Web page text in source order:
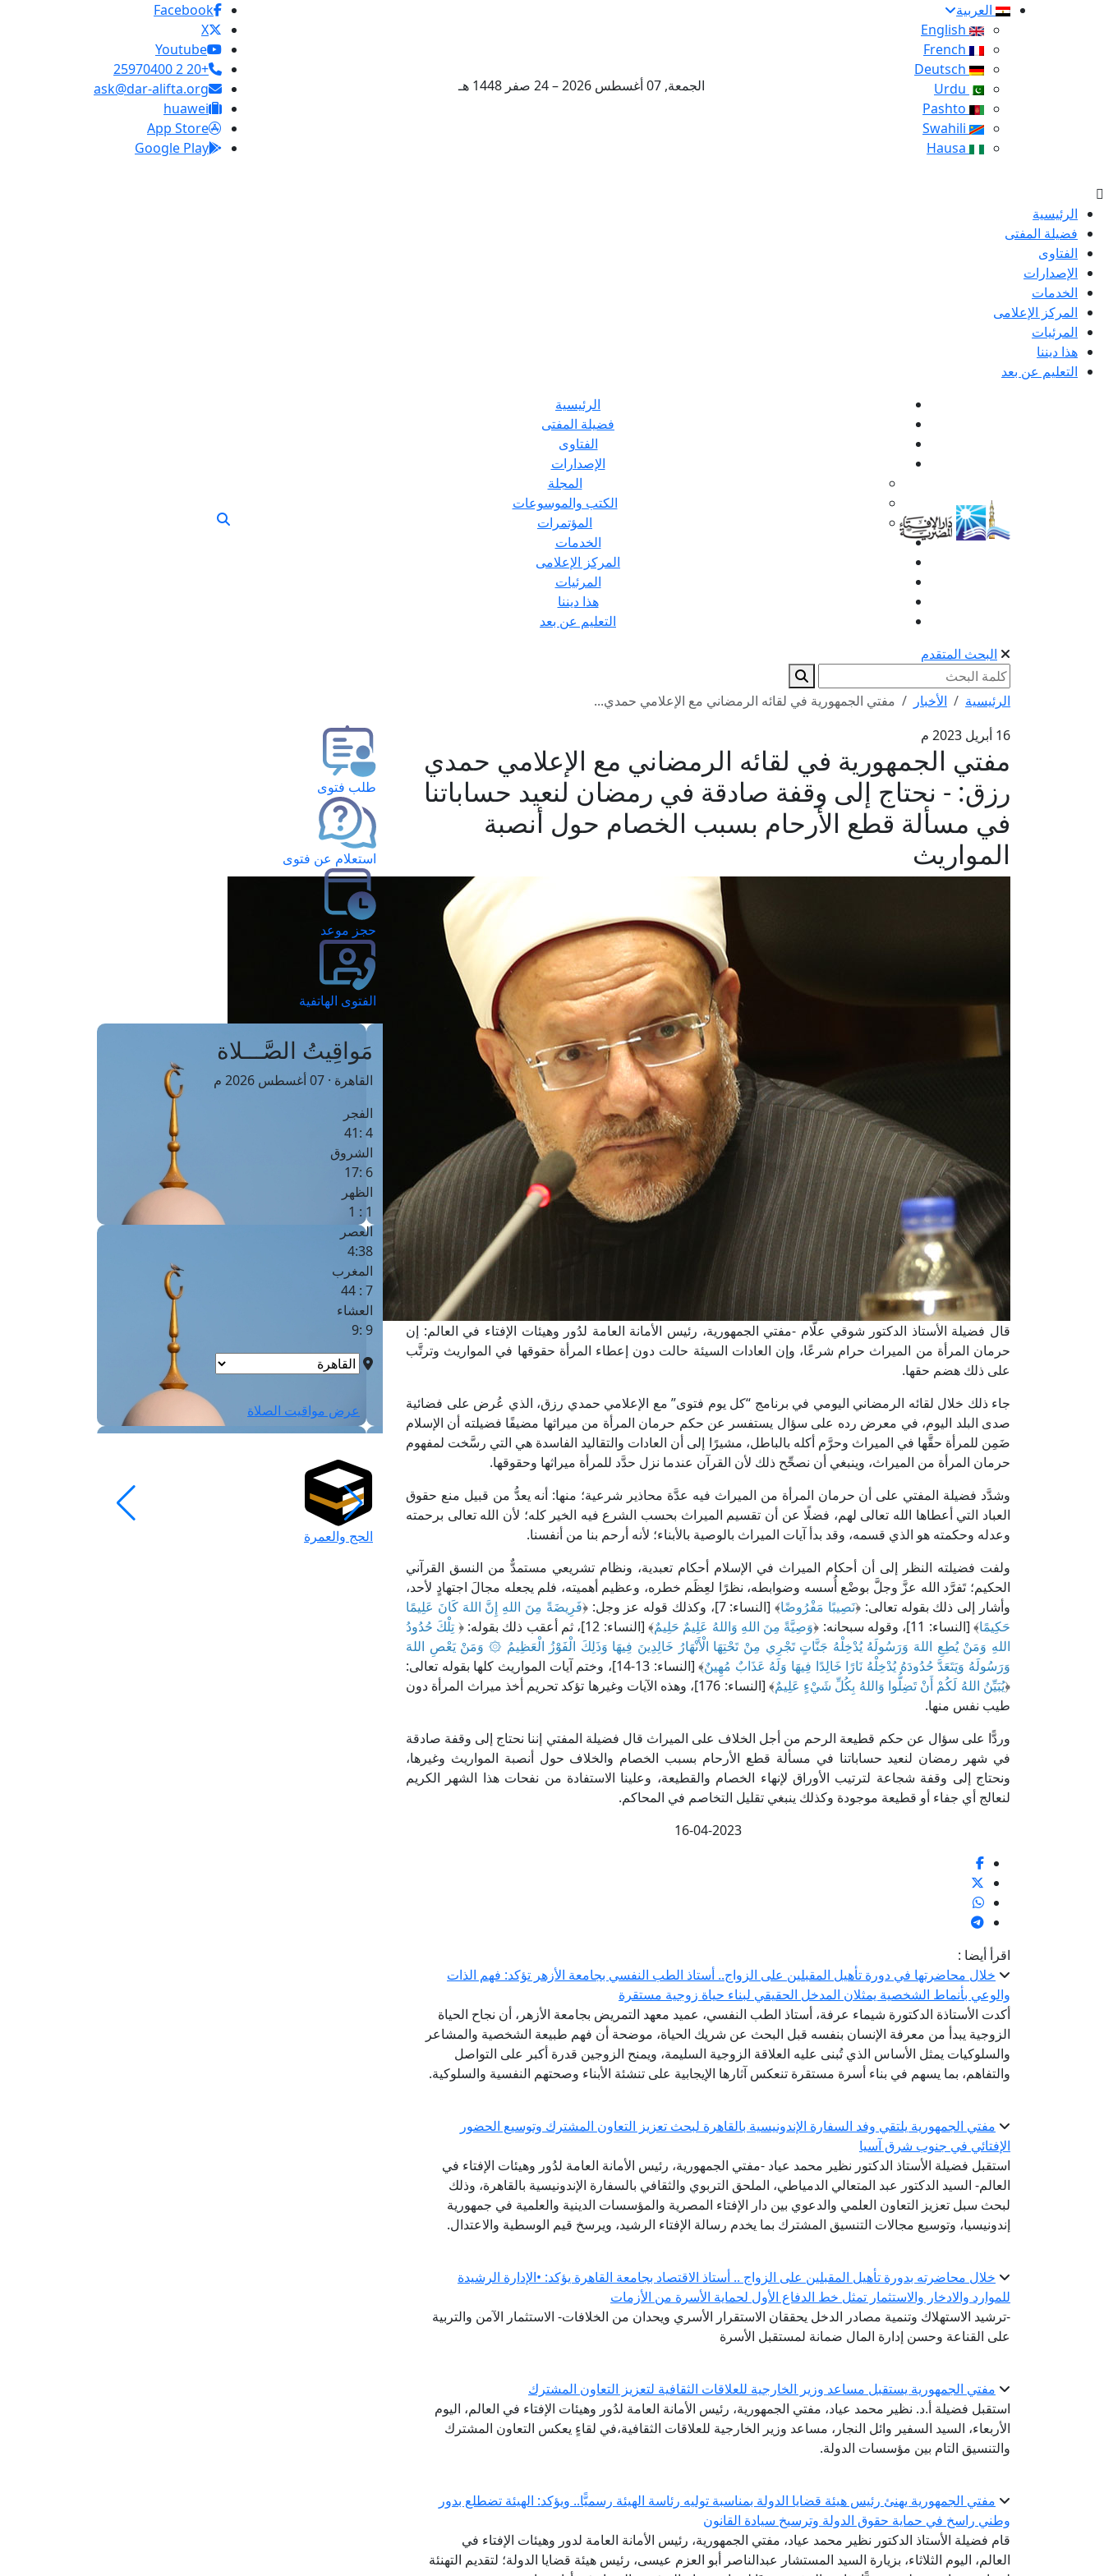
العربية
الجمعة, 07 أغسطس 2026 – 24 صفر 1448 هـ
Facebook
X
Youtube
+20 2 25970400
ask@dar-alifta.org
huawei
App Store
Google Play
الرئيسية
فضيلة المفتى
الفتاوى
الإصدارات
الخدمات
المركز الإعلامى
المرئيات
هذا ديننا
التعليم عن بعد
الرئيسية
فضيلة المفتى
الفتاوى
الإصدارات
المجلة
الكتب والموسوعات
المؤتمرات
الخدمات
المركز الإعلامى
المرئيات
هذا ديننا
التعليم عن بعد
البحث المتقدم
الرئيسية الأخبار
مفتي الجمهورية في لقائه الرمضاني مع الإعلامي حمدي...
16 أبريل 2023 م
مفتي الجمهورية في لقائه الرمضاني مع الإعلامي حمدي
رزق: - نحتاج إلى وقفة صادقة في رمضان لنعيد حساباتنا
في مسألة قطع الأرحام بسبب الخصام حول أنصبة
المواريث
قال فضيلة الأستاذ الدكتور شوقي علَّام -مفتي الجمهورية، رئيس الأمانة العامة لدُور وهيئات الإفتاء في العالم: إن
حرمان المرأة من الميراث حرام شرعًا، وإن العادات السيئة حالت دون إعطاء المرأة حقوقها في المواريث وترتَّب
على ذلك هضم حقها.
جاء ذلك خلال لقائه الرمضاني اليومي في برنامج “كل يوم فتوى” مع الإعلامي حمدي رزق، الذي عُرض على فضائية
صدى البلد اليوم، في معرض رده على سؤال يستفسر عن حكم حرمان المرأة من ميراثها مضيفًا فضيلته أن الإسلام
ضَمِن للمرأة حقَّها في الميراث وحرَّم أكله بالباطل، مشيرًا إلى أن العادات والتقاليد الفاسدة هي التي رسَّخت لمفهوم
حرمان المرأة من الميراث، وينبغي أن نصحِّح ذلك لأن القرآن عندما نزل حدَّد للمرأة ميراثها وحقوقها.
وشدَّد فضيلة المفتي على أن حرمان المرأة من الميراث فيه عدَّة محاذير شرعية؛ منها: أنه يعدُّ من قبيل منع حقوق
العباد التي أعطاها الله تعالى لهم، فضلًا عن أن تقسيم الميراث بحسب الشرع فيه الخير كله؛ لأن الله تعالى برحمته
وعدله وحكمته هو الذي قسمه، وقد بدأ آيات الميراث بالوصية بالأبناء؛ لأنه أرحم بنا من أنفسنا.
ولفت فضيلته النظر إلى أن أحكام الميراث في الإسلام أحكام تعبدية، ونظام تشريعي مستمدٌّ من النسق القرآني
الحكيم؛ تَفرَّد الله عزَّ وجلَّ بوضْع أُسسه وضوابطه، نظرًا لعِظَم خطره، وعظيم أهميته، فلم يجعله مجالَ اجتهادٍ لأحد،
وأشار إلى ذلك بقوله تعالى: ﴿نَصِيبًا مَفْرُوضًا﴾ [النساء: 7]، وكذلك قوله عز وجل: ﴿
فَرِيضَةً مِنَ اللهِ إِنَّ اللهَ كَانَ عَلِيمًا
حَكِيمًا﴾ [النساء: 11]، وقوله سبحانه: ﴿ وَصِيَّةً مِنَ اللهِ وَاللهُ عَلِيمٌ حَلِيمٌ﴾ [النساء: 12]، ثم أعقب ذلك بقوله: ﴿
تِلْكَ حُدُودُ
اللهِ وَمَنْ يُطِعِ اللهَ وَرَسُولَهُ يُدْخِلْهُ جَنَّاتٍ تَجْرِي مِنْ تَحْتِهَا الْأَنْهَارُ خَالِدِينَ فِيهَا وَذَلِكَ الْفَوْزُ الْعَظِيمُ ۞ وَمَنْ يَعْصِ اللهَ
وَرَسُولَهُ وَيَتَعَدَّ حُدُودَهُ يُدْخِلْهُ نَارًا خَالِدًا فِيهَا وَلَهُ عَذَابٌ مُهِينٌ
﴾ [النساء: 13-14]، وختم آيات المواريث كلها بقوله تعالى:
﴿يُبَيِّنُ اللهُ لَكُمْ أَنْ تَضِلُّوا وَاللهُ بِكُلِّ شَيْءٍ عَلِيمٌ
﴾ [النساء: 176]، وهذه الآيات وغيرها تؤكد تحريم أخذ ميراث المرأة دون
طيب نفس منها.
وردًّا على سؤال عن حكم قطيعة الرحم من أجل الخلاف على الميراث قال فضيلة المفتي إننا نحتاج إلى وقفة صادقة
في شهر رمضان لنعيد حساباتنا في مسألة قطع الأرحام بسبب الخصام والخلاف حول أنصبة المواريث وغيرها،
ونحتاج إلى وقفة شجاعة لترتيب الأوراق لإنهاء الخصام والقطيعة، وعلينا الاستفادة من نفحات هذا الشهر الكريم
لنعالج أي جفاء أو قطيعة موجودة وكذلك ينبغي تقليل التخاصم في المحاكم.
16-04-2023
اقرأ أيضا :
خلال محاضرتها في دورة تأهيل المقبلين على الزواج.. أستاذ الطب النفسي بجامعة الأزهر تؤكد: فهم الذات
والوعي بأنماط الشخصية يمثلان المدخل الحقيقي لبناء حياة زوجية مستقرة
أكدت الأستاذة الدكتورة شيماء عرفة، أستاذ الطب النفسي، عميد معهد التمريض بجامعة الأزهر، أن نجاح الحياة
الزوجية يبدأ من معرفة الإنسان بنفسه قبل البحث عن شريك الحياة، موضحة أن فهم طبيعة الشخصية والمشاعر
والسلوكيات يمثل الأساس الذي تُبنى عليه العلاقة الزوجية السليمة، ويمنح الزوجين قدرة أكبر على التواصل
والتفاهم، بما يسهم في بناء أسرة مستقرة تنعكس آثارها الإيجابية على تنشئة الأبناء وصحتهم النفسية والسلوكية.
مفتي الجمهورية يلتقي وفد السفارة الإندونيسية بالقاهرة لبحث تعزيز التعاون المشترك وتوسيع الحضور
الإفتائي في جنوب شرق آسيا
استقبل فضيلة الأستاذ الدكتور نظير محمد عياد -مفتي الجمهورية، رئيس الأمانة العامة لدُور وهيئات الإفتاء في
العالم- السيد الدكتور عبد المتعالي الدمياطي، الملحق التربوي والثقافي بالسفارة الإندونيسية بالقاهرة، وذلك
لبحث سبل تعزيز التعاون العلمي والدعوي بين دار الإفتاء المصرية والمؤسسات الدينية والعلمية في جمهورية
إندونيسيا، وتوسيع مجالات التنسيق المشترك بما يخدم رسالة الإفتاء الرشيد، ويرسخ قيم الوسطية والاعتدال.
خلال محاضرته بدورة تأهيل المقبلين على الزواج .. أستاذ الاقتصاد بجامعة القاهرة يؤكد: •الإدارة الرشيدة
للموارد والادخار والاستثمار تمثل خط الدفاع الأول لحماية الأسرة من الأزمات
-ترشيد الاستهلاك وتنمية مصادر الدخل يحققان الاستقرار الأسري ويحدان من الخلافات- الاستثمار الآمن والتربية
على القناعة وحسن إدارة المال ضمانة لمستقبل الأسرة
مفتي الجمهورية يستقبل مساعد وزير الخارجية للعلاقات الثقافية لتعزيز التعاون المشترك
استقبل فضيلة أ.د. نظير محمد عياد، مفتي الجمهورية، رئيس الأمانة العامة لدُور وهيئات الإفتاء في العالم، اليوم
الأربعاء، السيد السفير وائل النجار، مساعد وزير الخارجية للعلاقات الثقافية،في لقاءٍ يعكس التعاون المشترك
والتنسيق التام بين مؤسسات الدولة.
مفتي الجمهورية يهنئ رئيس هيئة قضايا الدولة بمناسبة توليه رئاسة الهيئة رسميًّا.. ويؤكد: الهيئة تضطلع بدور
وطني راسخ في حماية حقوق الدولة وترسيخ سيادة القانون
قام فضيلة الأستاذ الدكتور نظير محمد عياد، مفتي الجمهورية، رئيس الأمانة العامة لدور وهيئات الإفتاء في
العالم، اليوم الثلاثاء، بزيارة السيد المستشار عبدالناصر أبو العزم عيسى، رئيس هيئة قضايا الدولة؛ لتقديم التهنئة
طلب فتوى
استعلام عن فتوى
حجز موعد
الفتوى الهاتفية
مَواقِيتُ الصَّـــلاة
القاهرة · 07 أغسطس 2026 م
الفجر
4 :41
الشروق
6 :17
الظهر
1 : 1
العصر
4:38
المغرب
7 : 44
العشاء
9 :9
عرض مواقيت الصلاة
الحج والعمرة